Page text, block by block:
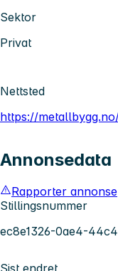
Sektor
Privat
Nettsted
https://
Annonsedata
Rapporter annonse
Stillingsnummer
ec8e1326-0ae4-
Sist endret